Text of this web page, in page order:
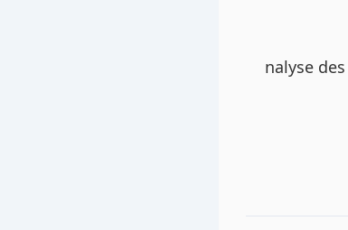
nalyse